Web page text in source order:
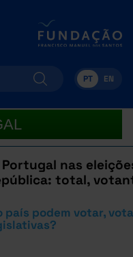
PT EN
nas
total,
país podem votar,